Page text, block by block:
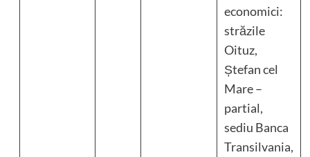
economici:
străzile
Oituz,
Ștefan cel
Mare –
partial,
sediu Banca
Transilvania,